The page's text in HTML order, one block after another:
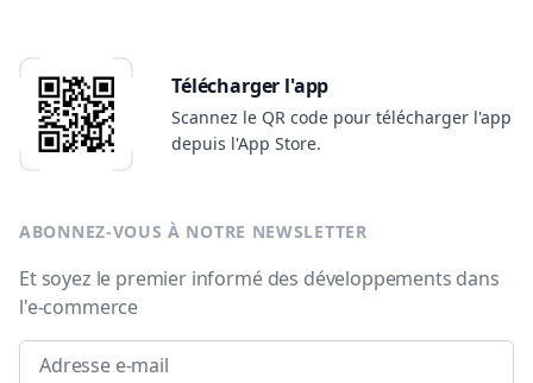
Télécharger l'app
Scannez le QR code pour télécharger l'app
depuis l'App Store.
ABONNEZ-VOUS À NOTRE NEWSLETTER
Et soyez le premier informé des développements dans
l'e-commerce
Email address